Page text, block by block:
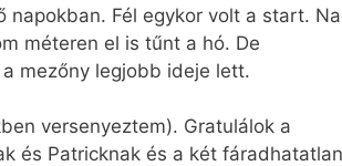
Fél egykor volt a start.
méteren el is tűnt a hó. De
mezőny legjobb ideje lett.
versenyeztem). Gratulálok a
és Patricknak és a két fáradhatatlan